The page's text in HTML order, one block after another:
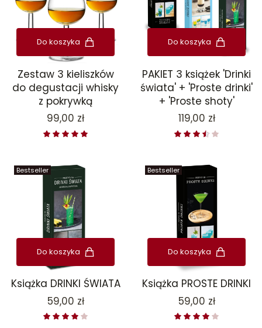
Do koszyka
Zestaw 3 kieliszków
do degustacji whisky
z pokrywką
Cena
99,00 zł
Do koszyka
PAKIET 3 książek 'Drinki
świata' + 'Proste drinki'
+ 'Proste shoty'
Cena
119,00 zł
Bestseller
Do koszyka
Książka DRINKI ŚWIATA
Cena
59,00 zł
Bestseller
Do koszyka
Książka PROSTE DRINKI
Cena
59,00 zł